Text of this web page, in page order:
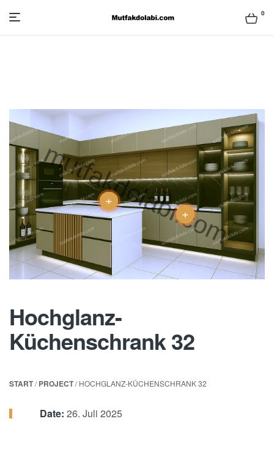
Mutfak
ve
Fiyatları
0
Hochglanz-
Küchenschrank 32
START/PROJECT/ HOCHGLANZ-KÜCHENSCHRANK 32
Date: 26. Juli 2025